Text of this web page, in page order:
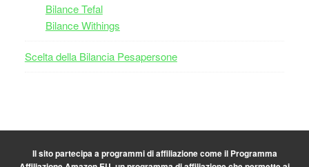
Bilance Tefal
Bilance Withings
Scelta della Bilancia Pesapersone
Il sito partecipa a programmi di affiliazione come il Programma